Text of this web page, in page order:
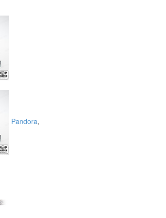
Pandora,